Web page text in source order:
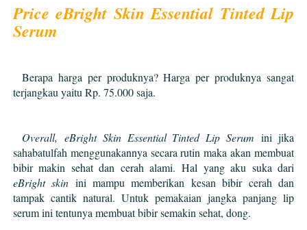
Price eBright Skin Essential Tinted Lip
Serum
Berapa harga per produknya? Harga per produknya sangat
terjangkau yaitu Rp. 75.000 saja.
Overall, eBright Skin Essential Tinted Lip Serum ini jika
sahabatulfah menggunakannya secara rutin maka akan membuat
bibir makin sehat dan cerah alami. Hal yang aku suka dari
eBright skin ini mampu memberikan kesan bibir cerah dan
tampak cantik natural. Untuk pemakaian jangka panjang lip
serum ini tentunya membuat bibir semakin sehat, dong.